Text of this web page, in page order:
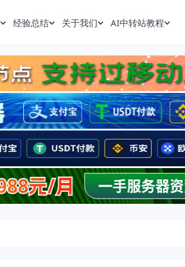
经验总结 关于我们 AI中转站教程